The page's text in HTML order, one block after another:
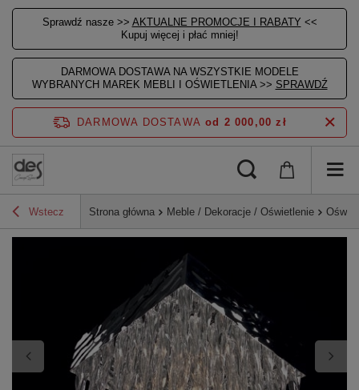
Sprawdź nasze >> AKTUALNE PROMOCJE I RABATY <<
Kupuj więcej i płać mniej!
DARMOWA DOSTAWA NA WSZYSTKIE MODELE
WYBRANYCH MAREK MEBLI I OŚWIETLENIA >> SPRAWDŹ
DARMOWA DOSTAWA od 2 000,00 zł
Wstecz Strona główna Meble / Dekoracje / Oświetlenie